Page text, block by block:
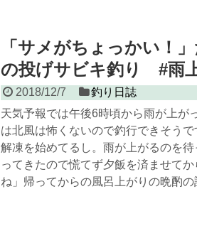
「サメがちょっかい！
の投げサビキ釣り #雨
2018/12/7
釣り日誌
天気予報では午後6時頃から雨が上が
は北風は怖くないので釣行できそう
解凍を始めてるし。雨が上がるのを
ってきたので慌てず夕飯を済ませて
ね」帰ってからの風呂上がりの晩酌の